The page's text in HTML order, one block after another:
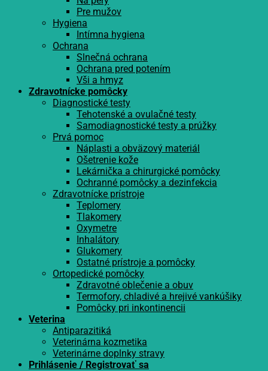
Pre mužov
Hygiena
Intímna hygiena
Ochrana
Slnečná ochrana
Ochrana pred potením
Vši a hmyz
Zdravotnícke pomôcky
Diagnostické testy
Tehotenské a ovulačné testy
Samodiagnostické testy a prúžky
Prvá pomoc
Náplasti a obväzový materiál
Ošetrenie kože
Lekárnička a chirurgické pomôcky
Ochranné pomôcky a dezinfekcia
Zdravotnícke prístroje
Teplomery
Tlakomery
Oxymetre
Inhalátory
Glukomery
Ostatné prístroje a pomôcky
Ortopedické pomôcky
Zdravotné oblečenie a obuv
Termofory, chladivé a hrejivé vankúšiky
Pomôcky pri inkontinencii
Veterina
Antiparazitiká
Veterinárna kozmetika
Veterinárne doplnky stravy
Prihlásenie / Registrovať sa